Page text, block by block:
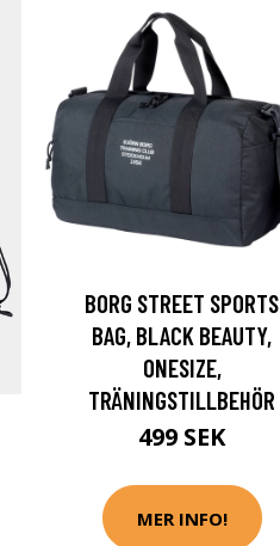
BORG STREET SPORTS
BAG, BLACK BEAUTY,
ONESIZE,
TRÄNINGSTILLBEHÖR
499 SEK
MER INFO!